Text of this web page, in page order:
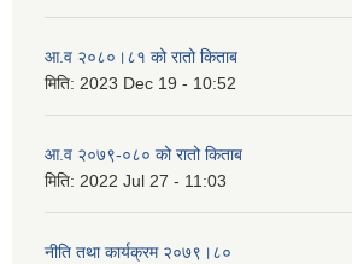
आ.व २०८०।८१ को रातो किताब
मिति: 2023 Dec 19 - 10:52
आ.व २०७९-०८० को रातो किताब
मिति: 2022 Jul 27 - 11:03
नीति तथा कार्यक्रम २०७९।८०